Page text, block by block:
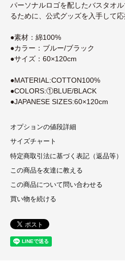
パーソナルロゴを配したバスタオ
るために、公式グッズを入手して
●素材：綿100%
●カラー：ブルー/ブラック
●サイズ：60×120cm
●MATERIAL:COTTON100%
●COLORS:①BLUE/BLACK
●JAPANESE SIZES:60×120cm
オプションの値段詳細
サイズチャート
特定商取引法に基づく表記（返品等）
この商品を友達に教える
この商品について問い合わせる
買い物を続ける